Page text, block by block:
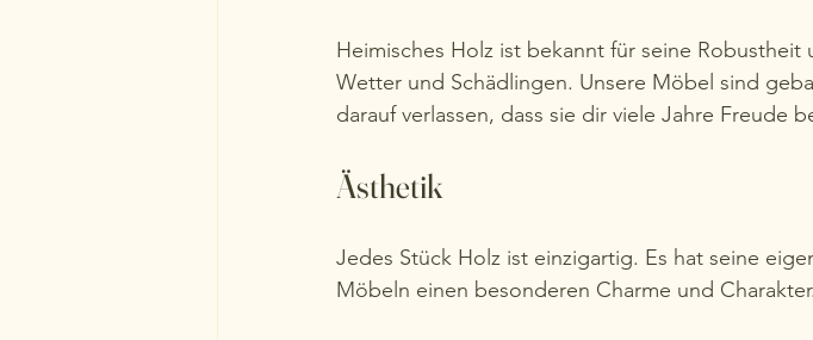
Heimisches Holz ist bekannt für seine
Wetter und Schädlingen. Unsere Möbel sind
darauf verlassen, dass sie dir viele Jahre Freude
Ästhetik
Jedes Stück Holz ist einzigartig. Es hat seine
Möbeln einen besonderen Charme und